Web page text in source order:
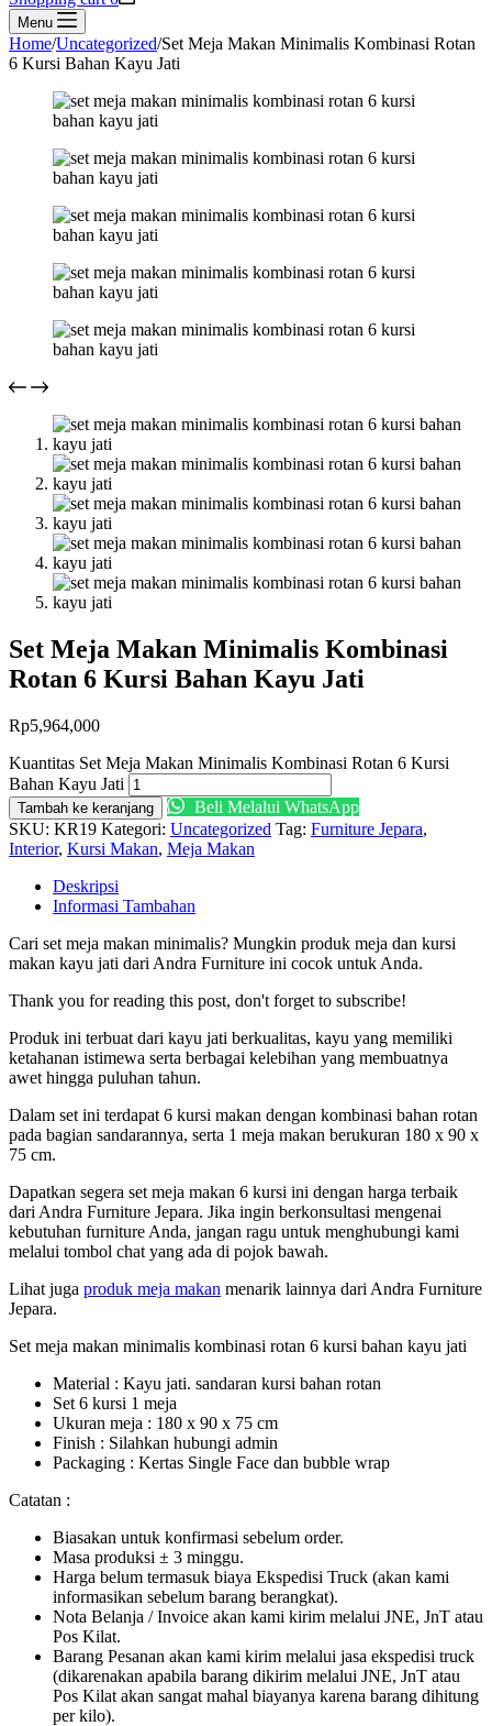
Menu
Home/Uncategorized/Set Meja Makan Minimalis Kombinasi Rotan
6 Kursi Bahan Kayu Jati
Set Meja Makan Minimalis Kombinasi
Rotan 6 Kursi Bahan Kayu Jati
Rp5,964,000
Kuantitas Set Meja Makan Minimalis Kombinasi Rotan 6 Kursi
Bahan Kayu Jati
Tambah ke keranjang
Beli Melalui WhatsApp
SKU: KR19 Kategori: Uncategorized Tag: Furniture Jepara,
Interior, Kursi Makan, Meja Makan
Deskripsi
Informasi Tambahan
Cari set meja makan minimalis? Mungkin produk meja dan kursi
makan kayu jati dari Andra Furniture ini cocok untuk Anda.
Thank you for reading this post, don't forget to subscribe!
Produk ini terbuat dari kayu jati berkualitas, kayu yang memiliki
ketahanan istimewa serta berbagai kelebihan yang membuatnya
awet hingga puluhan tahun.
Dalam set ini terdapat 6 kursi makan dengan kombinasi bahan rotan
pada bagian sandarannya, serta 1 meja makan berukuran 180 x 90 x
75 cm.
Dapatkan segera set meja makan 6 kursi ini dengan harga terbaik
dari Andra Furniture Jepara. Jika ingin berkonsultasi mengenai
kebutuhan furniture Anda, jangan ragu untuk menghubungi kami
melalui tombol chat yang ada di pojok bawah.
Lihat juga produk meja makan menarik lainnya dari Andra Furniture
Jepara.
Set meja makan minimalis kombinasi rotan 6 kursi bahan kayu jati
Material : Kayu jati. sandaran kursi bahan rotan
Set 6 kursi 1 meja
Ukuran meja : 180 x 90 x 75 cm
Finish : Silahkan hubungi admin
Packaging : Kertas Single Face dan bubble wrap
Catatan :
Biasakan untuk konfirmasi sebelum order.
Masa produksi ± 3 minggu.
Harga belum termasuk biaya Ekspedisi Truck (akan kami
informasikan sebelum barang berangkat).
Nota Belanja / Invoice akan kami kirim melalui JNE, JnT atau
Pos Kilat.
Barang Pesanan akan kami kirim melalui jasa ekspedisi truck
(dikarenakan apabila barang dikirim melalui JNE, JnT atau
Pos Kilat akan sangat mahal biayanya karena barang dihitung
per kilo).